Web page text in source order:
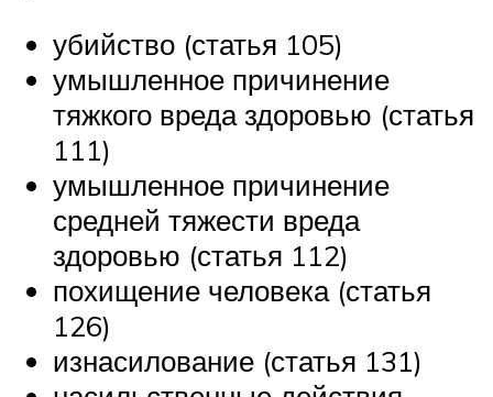
убийство (статья 105)
умышленное причинение
тяжкого вреда здоровью (статья
111)
умышленное причинение
средней тяжести вреда
здоровью (статья 112)
похищение человека (статья
126)
изнасилование (статья 131)